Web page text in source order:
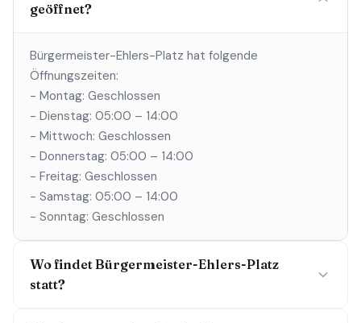
geöffnet?
Bürgermeister-Ehlers-Platz hat folgende
Öffnungszeiten:
- Montag: Geschlossen
- Dienstag: 05:00 – 14:00
- Mittwoch: Geschlossen
- Donnerstag: 05:00 – 14:00
- Freitag: Geschlossen
- Samstag: 05:00 – 14:00
- Sonntag: Geschlossen
Wo findet Bürgermeister-Ehlers-Platz
statt?